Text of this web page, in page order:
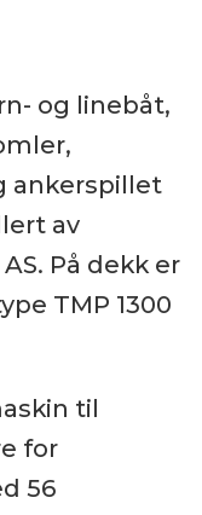
og linebåt,
ankerspillet
av
På dekk er
TMP 1300
til
for
56